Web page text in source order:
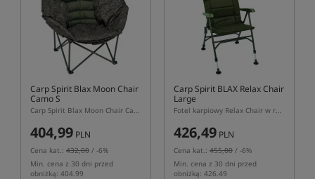
Carp Spirit Blax Moon Chair
Camo S
Carp Spirit Blax Moon Chair Camo S – składany fotel karpiowy z torbą transportową
404,99 PLN
Cena kat.: 432,00 / -6%
Min. cena z 30 dni przed
obniżką: 404.99
Carp Spirit BLAX Relax Chair
Large
Fotel karpiowy Relax Chair w rozmiarze Large serii BLAX
426,49 PLN
Cena kat.: 455,00 / -6%
Min. cena z 30 dni przed
obniżką: 426.49